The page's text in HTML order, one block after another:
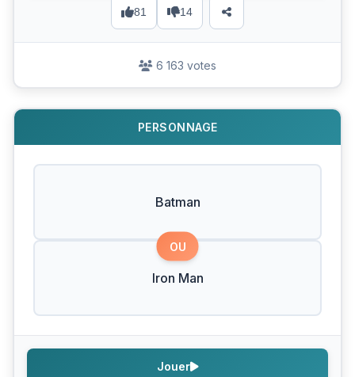
81 14
6 163 votes
PERSONNAGE
Batman
OU
Iron Man
Jouer